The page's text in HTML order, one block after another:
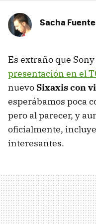
Sacha
Es extraño que
presentación en el
nuevo Sixaxis con
esperábamos poca
pero al parecer, y
oficialmente,
interesantes.